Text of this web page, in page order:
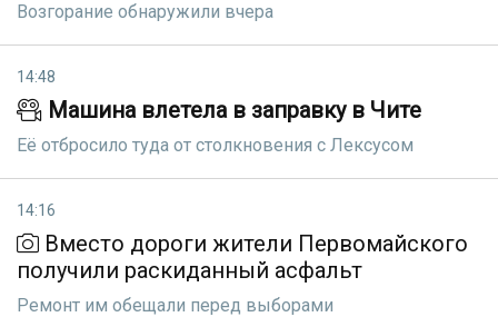
Возгорание обнаружили вчера
14:48
Машина влетела в заправку в Чите
Её отбросило туда от столкновения с Лексусом
14:16
Вместо дороги жители Первомайского
получили раскиданный асфальт
Ремонт им обещали перед выборами